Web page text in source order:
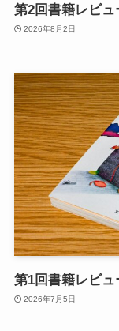
第2回書籍レビ
2026年8月2日
第1回書籍レビ
2026年7月5日